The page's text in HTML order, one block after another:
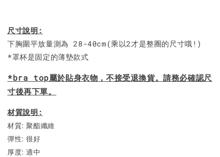
尺寸說明:
下胸圍平放量測為 28-40cm(乘以2才是整圈的尺寸哦!)
*罩杯是固定的薄墊款式
*bra top屬於貼身衣物，不接受退換貨。請務必確認尺
寸後再下單。
材質說明:
材質: 聚酯纖維
彈性: 很好
厚度: 適中